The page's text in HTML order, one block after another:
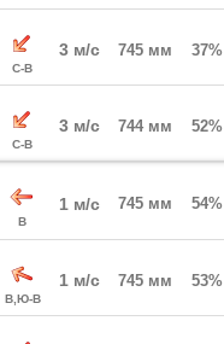
С-В
3 м/с 745 мм 37%
С-В
3 м/с 744 мм 52%
В
1 м/с 745 мм 54%
В,Ю-В
1 м/с 745 мм 53%